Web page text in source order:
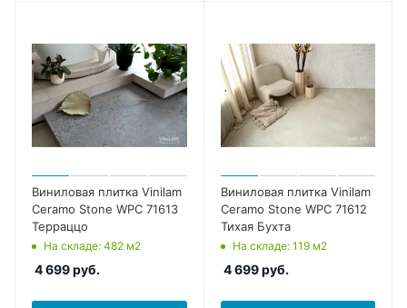
Виниловая плитка Vinilam
Ceramo Stone WPC 71613
Терраццо
На складе: 482 м2
4 699руб.
Виниловая плитка Vinilam
Ceramo Stone WPC 71612
Тихая Бухта
На складе: 119 м2
4 699руб.